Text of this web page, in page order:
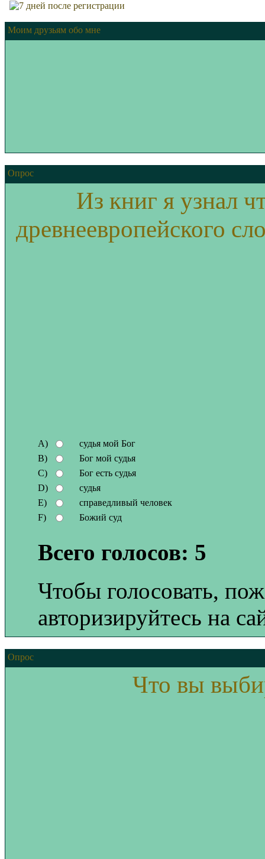
Моим друзьям обо мне
Опрос
Из книг я узнал
древнеевропейского
A)
судья мой Бог
B)
Бог мой судья
C)
Бог есть судья
D)
судья
E)
справедливый человек
F)
Божий суд
Всего голосов: 5
Чтобы голосовать,
авторизируйтесь на
Опрос
Что вы